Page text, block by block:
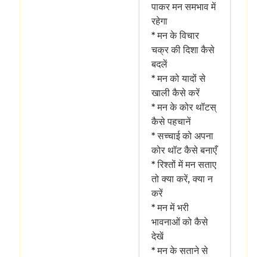
पाकर मन समभाव में
रहेगा
* मन के विचार
चक्र की दिशा कैसे
बदलें
* मन को यादों से
खाली कैसे करें
* मन के कोर थॉटस्
कैसे पहचानें
* सच्चाई को अपना
कोर थॉट कैसे बनाएँ
* रिश्तों में मन सताए
तो क्या करें, क्या न
करें
* मन में भरी
भावनाओं को कैसे
देखें
* मन के सताने से